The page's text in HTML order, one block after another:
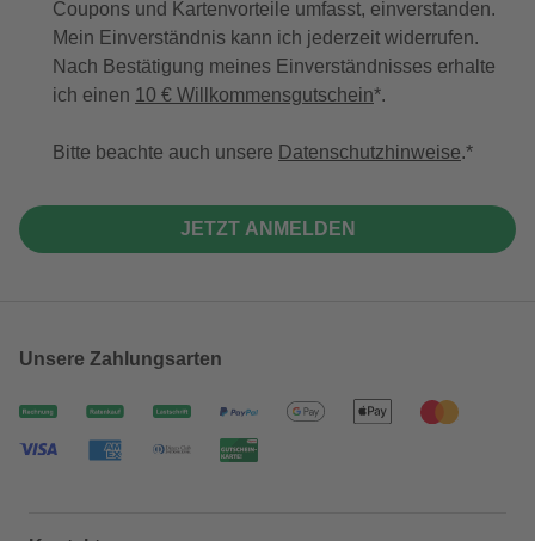
Coupons und Kartenvorteile umfasst, einverstanden.
Mein Einverständnis kann ich jederzeit widerrufen.
Nach Bestätigung meines Einverständnisses erhalte
ich einen 10 € Willkommensgutschein*.
Bitte beachte auch unsere Datenschutzhinweise.
JETZT ANMELDEN
Unsere Zahlungsarten